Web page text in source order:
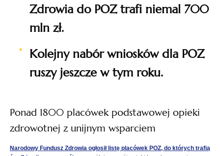
Zdrowia do POZ trafi niemal 700
mln zł.
Kolejny nabór wniosków dla POZ
ruszy jeszcze w tym roku.
Ponad 1800 placówek podstawowej opieki
zdrowotnej z unijnym wsparciem
Narodowy Fundusz Zdrowia ogłosił listę placówek POZ, do których trafią